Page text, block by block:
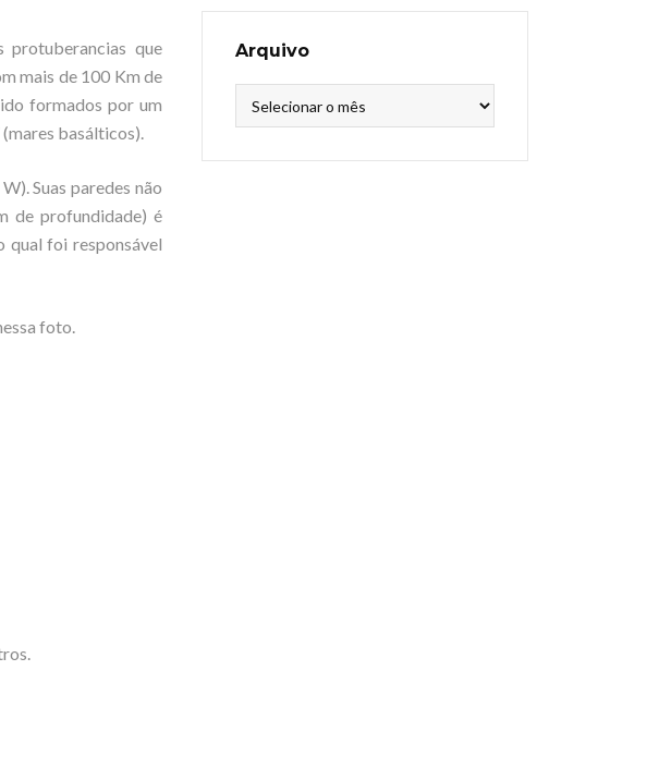
protuberancias que
mais de 100 Km de
formados por um
basálticos).
Suas paredes não
de profundidade) é
qual foi responsável
foto.
Arquivo